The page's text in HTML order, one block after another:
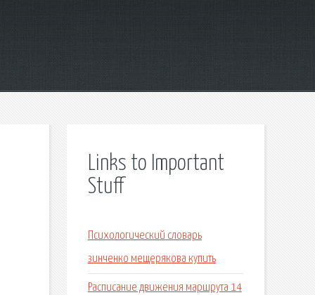
Links to Important
Stuff
Психологический словарь
зинченко мещерякова купить
Расписание движения маршрута 14